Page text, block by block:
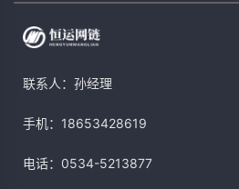
联系人：孙经理
手机：18653428619
电话：0534-5213877